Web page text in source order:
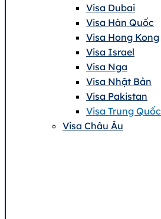
Visa Dubai
Visa Hàn Quốc
Visa Hong Kong
Visa Israel
Visa Nga
Visa Nhật Bản
Visa Pakistan
Visa Trung Quốc
Visa Châu Âu